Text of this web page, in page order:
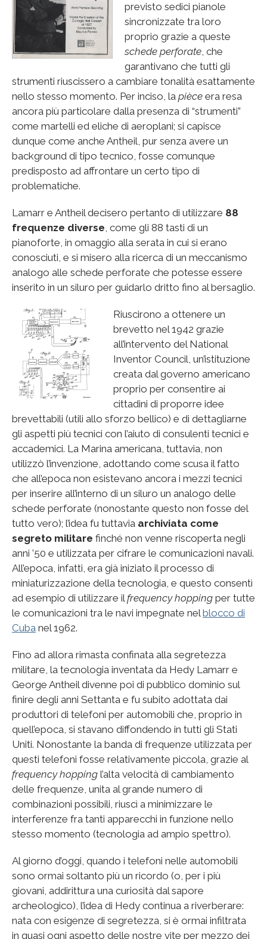
previsto sedici pianole
sincronizzate tra loro
proprio grazie a queste
schede perforate, che
garantivano che tutti gli
strumenti riuscissero a cambiare tonalità esattamente
nello stesso momento. Per inciso, la pièce era resa
ancora più particolare dalla presenza di “strumenti”
come martelli ed eliche di aeroplani; si capisce
dunque come anche Antheil, pur senza avere un
background di tipo tecnico, fosse comunque
predisposto ad affrontare un certo tipo di
problematiche.
Lamarr e Antheil decisero pertanto di utilizzare 88
frequenze diverse, come gli 88 tasti di un
pianoforte, in omaggio alla serata in cui si erano
conosciuti, e si misero alla ricerca di un meccanismo
analogo alle schede perforate che potesse essere
inserito in un siluro per guidarlo dritto fino al bersaglio.
Riuscirono a ottenere un
brevetto nel 1942 grazie
all’intervento del National
Inventor Council, un’istituzione
creata dal governo americano
proprio per consentire ai
cittadini di proporre idee
brevettabili (utili allo sforzo bellico) e di dettagliarne
gli aspetti più tecnici con l’aiuto di consulenti tecnici e
accademici. La Marina americana, tuttavia, non
utilizzò l’invenzione, adottando come scusa il fatto
che all’epoca non esistevano ancora i mezzi tecnici
per inserire all’interno di un siluro un analogo delle
schede perforate (nonostante questo non fosse del
tutto vero); l’idea fu tuttavia archiviata come
segreto militare finché non venne riscoperta negli
anni ’50 e utilizzata per cifrare le comunicazioni navali.
All’epoca, infatti, era già iniziato il processo di
miniaturizzazione della tecnologia, e questo consentì
ad esempio di utilizzare ilfrequency hopping per tutte
le comunicazioni tra le navi impegnate nelblocco di
Cuba nel 1962.
Fino ad allora rimasta confinata alla segretezza
militare, la tecnologia inventata da Hedy Lamarr e
George Antheil divenne poi di pubblico dominio sul
finire degli anni Settanta e fu subito adottata dai
produttori di telefoni per automobili che, proprio in
quell’epoca, si stavano diffondendo in tutti gli Stati
Uniti. Nonostante la banda di frequenze utilizzata per
questi telefoni fosse relativamente piccola, grazie al
frequency hopping l’alta velocità di cambiamento
delle frequenze, unita al grande numero di
combinazioni possibili, riuscì a minimizzare le
interferenze fra tanti apparecchi in funzione nello
stesso momento (tecnologia ad ampio spettro).
Al giorno d’oggi, quando i telefoni nelle automobili
sono ormai soltanto più un ricordo (o, per i più
giovani, addirittura una curiosità dal sapore
archeologico), l’idea di Hedy continua a riverberare:
nata con esigenze di segretezza, si è ormai infiltrata
in quasi ogni aspetto delle nostre vite per mezzo dei